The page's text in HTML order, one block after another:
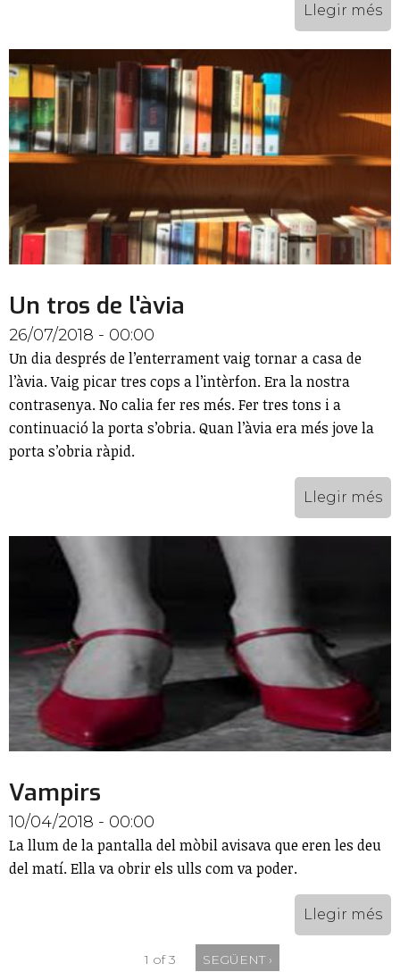
Llegir més
Un tros de l'àvia
26/07/2018 - 00:00
Un dia després de l’enterrament vaig tornar a casa de
l’àvia. Vaig picar tres cops a l’intèrfon. Era la nostra
contrasenya. No calia fer res més. Fer tres tons i a
continuació la porta s’obria. Quan l’àvia era més jove la
porta s’obria ràpid.
Llegir més
Vampirs
10/04/2018 - 00:00
La llum de la pantalla del mòbil avisava que eren les deu
del matí. Ella va obrir els ulls com va poder.
Llegir més
1 of 3 SEGÜENT ›